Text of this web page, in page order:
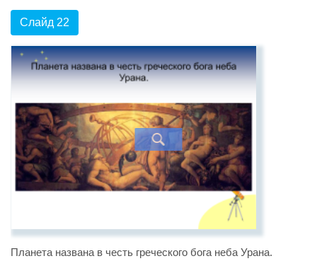
Слайд 22
Планета названа в честь греческого бога неба Урана.